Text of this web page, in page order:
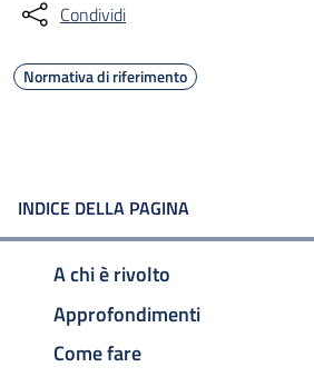
Condividi
Normativa di riferimento
INDICE DELLA PAGINA
A chi è rivolto
Approfondimenti
Come fare